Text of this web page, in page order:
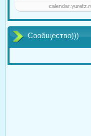
Сообщество)))